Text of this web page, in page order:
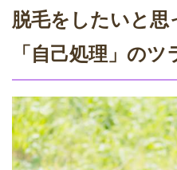
脱毛をしたいと思
「自己処理」の